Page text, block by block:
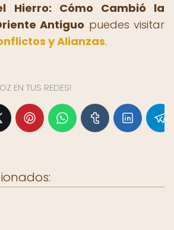
Hierro: Cómo Cambió la
Antiguo puedes visitar
y Alianzas.
EN TUS REDES!